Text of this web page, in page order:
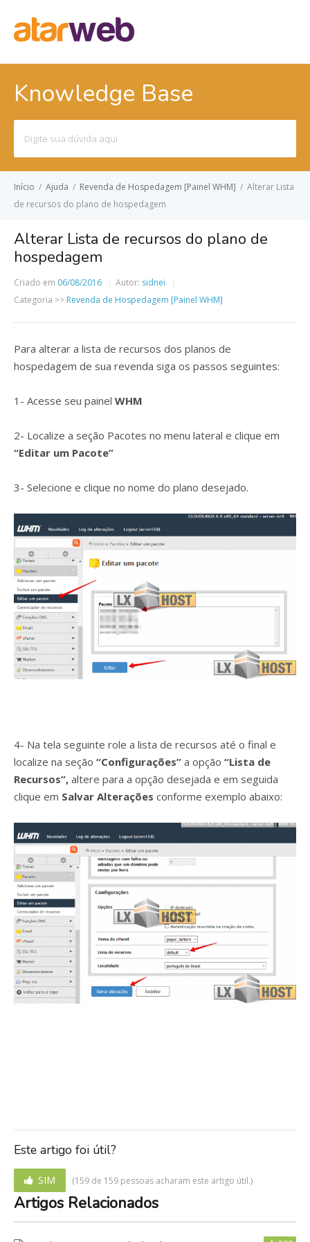
Knowledge Base
por:
Início / Ajuda / Revenda de Hospedagem [Painel WHM] / Alterar Lista
de recursos do plano de hospedagem
Alterar Lista de recursos do plano de
hospedagem
Criado em 06/08/2016 Autor: sidnei
Categoria >> Revenda de Hospedagem [Painel WHM]
Para alterar a lista de recursos dos planos de
hospedagem de sua revenda siga os passos seguintes:
1- Acesse seu painel WHM
2- Localize a seção Pacotes no menu lateral e clique em
“Editar um Pacote”
3- Selecione e clique no nome do plano desejado.
4- Na tela seguinte role a lista de recursos até o final e
localize na seção “Configurações” a opção “Lista de
Recursos”, altere para a opção desejada e em seguida
clique em Salvar Alterações conforme exemplo abaixo:
Este artigo foi útil?
SIM (159 de 159 pessoas acharam este artigo útil.)
Artigos Relacionados